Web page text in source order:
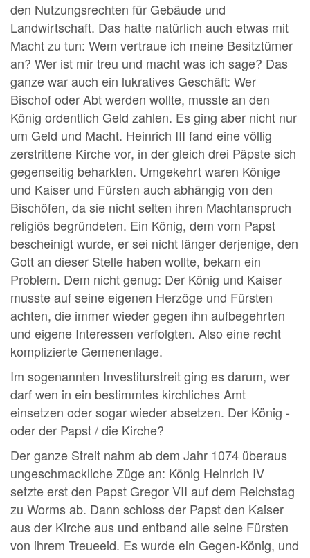
den Nutzungsrechten für Gebäude und
Landwirtschaft. Das hatte natürlich auch etwas mit
Macht zu tun: Wem vertraue ich meine Besitztümer
an? Wer ist mir treu und macht was ich sage? Das
ganze war auch ein lukratives Geschäft: Wer
Bischof oder Abt werden wollte, musste an den
König ordentlich Geld zahlen. Es ging aber nicht nur
um Geld und Macht. Heinrich III fand eine völlig
zerstrittene Kirche vor, in der gleich drei Päpste sich
gegenseitig beharkten. Umgekehrt waren Könige
und Kaiser und Fürsten auch abhängig von den
Bischöfen, da sie nicht selten ihren Machtanspruch
religiös begründeten. Ein König, dem vom Papst
bescheinigt wurde, er sei nicht länger derjenige, den
Gott an dieser Stelle haben wollte, bekam ein
Problem. Dem nicht genug: Der König und Kaiser
musste auf seine eigenen Herzöge und Fürsten
achten, die immer wieder gegen ihn aufbegehrten
und eigene Interessen verfolgten. Also eine recht
komplizierte Gemenenlage.
Im sogenannten Investiturstreit ging es darum, wer
darf wen in ein bestimmtes kirchliches Amt
einsetzen oder sogar wieder absetzen. Der König -
oder der Papst / die Kirche?
Der ganze Streit nahm ab dem Jahr 1074 überaus
ungeschmackliche Züge an: König Heinrich IV
setzte erst den Papst Gregor VII auf dem Reichstag
zu Worms ab. Dann schloss der Papst den Kaiser
aus der Kirche aus und entband alle seine Fürsten
von ihrem Treueeid. Es wurde ein Gegen-König, und